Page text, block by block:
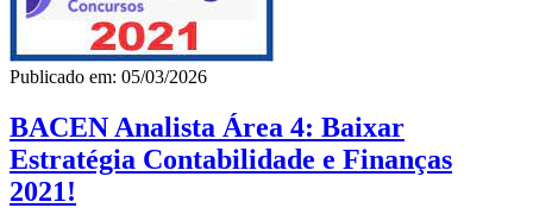
Publicado em: 05/03/2026
BACEN Analista Área 4: Baixar
Estratégia Contabilidade e Finanças
2021!